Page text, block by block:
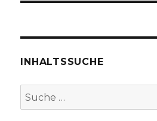
INHALTSSUCHE
Suche
nach: